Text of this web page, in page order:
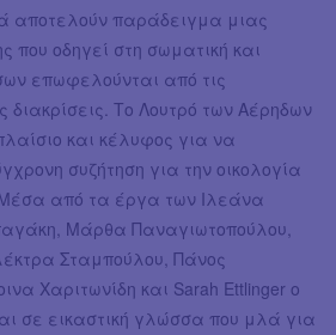
αποτελούν παράδειγμα μιας
που οδηγεί στη σωματική και
επωφελούνται από τις
διακρίσεις. Το Λουτρό των Αέρηδων
και κέλυφος για να
συζήτηση για την οικολογία
από τα έργα των Ιλεάνα
Μάρθα Παναγιωτοπούλου,
Σταμπούλου, Πάνος
Χαριτωνίδη και Sarah Ettlinger ο
σε εικαστική γλώσσα που μλά για